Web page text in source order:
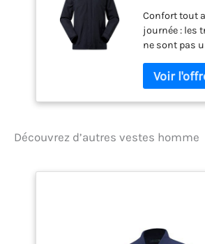
qualité et
Certaines
changeront
Durable
XL EU
Confort tout
journée : les
ne sont pas
polyvalente.
imperméable
Interactive
performances
peu de
pratiques
protection
Découvrez d’autres vestes homme